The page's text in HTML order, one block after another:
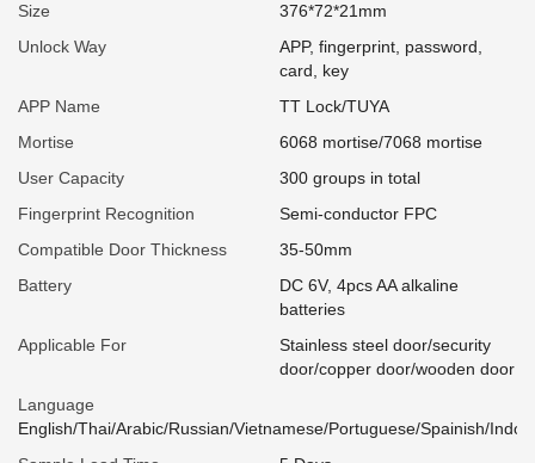
Size
376*72*21mm
Unlock Way
APP, fingerprint, password,
card, key
APP Name
TT Lock/TUYA
Mortise
6068 mortise/7068 mortise
User Capacity
300 groups in total
Fingerprint Recognition
Semi-conductor FPC
Compatible Door Thickness
35-50mm
Battery
DC 6V, 4pcs AA alkaline
batteries
Applicable For
Stainless steel door/security
door/copper door/wooden door
Language
English/Thai/Arabic/Russian/Vietnamese/Portuguese/Spainish/